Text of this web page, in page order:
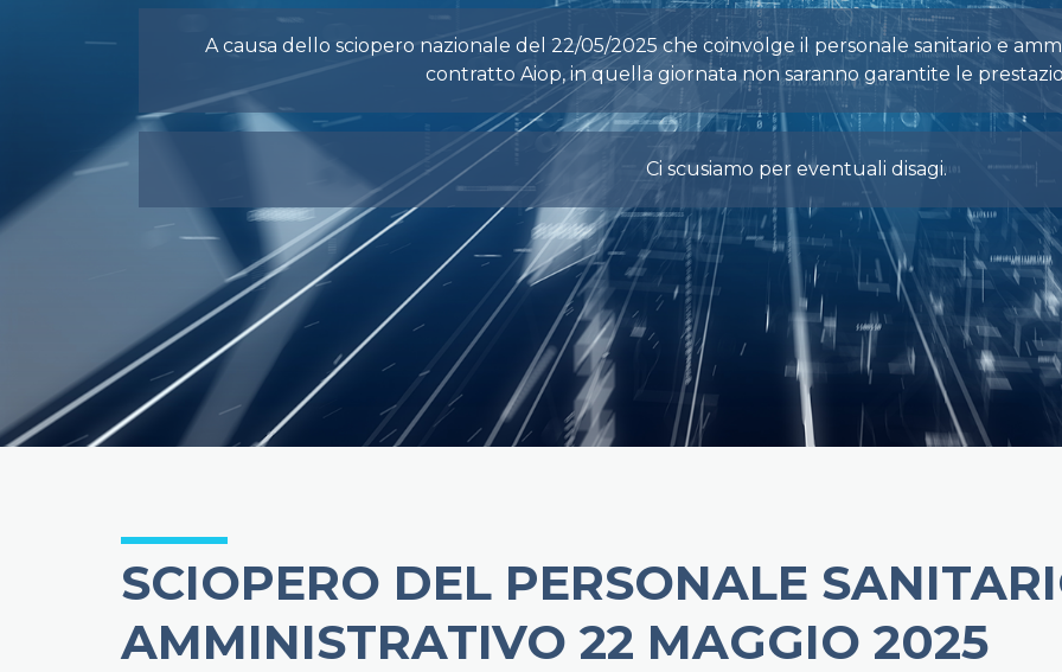
A causa dello sciopero nazionale del 22/05/2025 che coinvolge il personale sanitario e
contratto Aiop, in quella giornata non saranno garantite le
Ci scusiamo per eventuali disagi.
SCIOPERO DEL PERSONALE
AMMINISTRATIVO 22 MAGGIO 2025